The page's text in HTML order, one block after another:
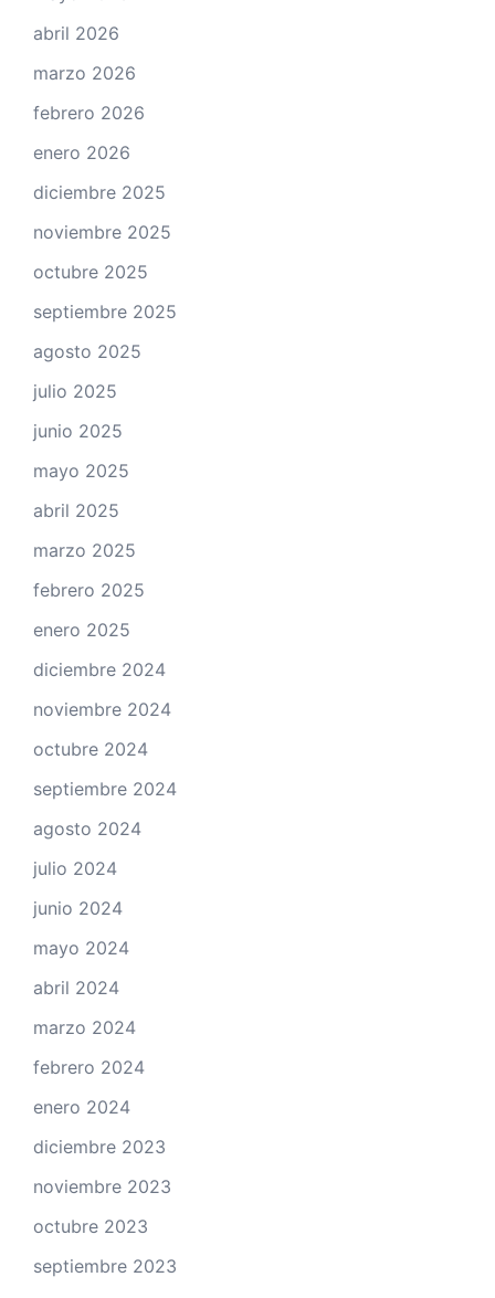
abril 2026
marzo 2026
febrero 2026
enero 2026
diciembre 2025
noviembre 2025
octubre 2025
septiembre 2025
agosto 2025
julio 2025
junio 2025
mayo 2025
abril 2025
marzo 2025
febrero 2025
enero 2025
diciembre 2024
noviembre 2024
octubre 2024
septiembre 2024
agosto 2024
julio 2024
junio 2024
mayo 2024
abril 2024
marzo 2024
febrero 2024
enero 2024
diciembre 2023
noviembre 2023
octubre 2023
septiembre 2023